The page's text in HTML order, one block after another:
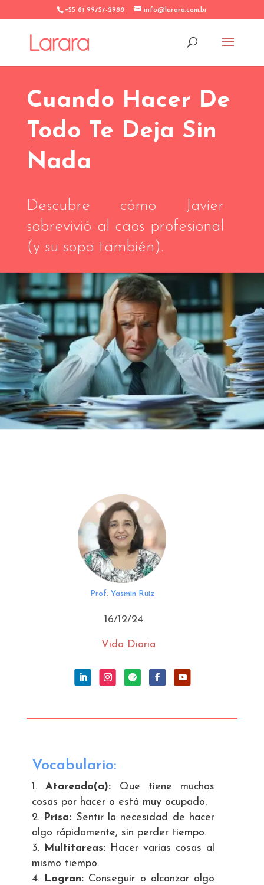
+55 81 99757-2988 info@larara.com.br
Cuando Hacer De
Todo Te Deja Sin
Nada
Descubre cómo Javier
sobrevivió al caos profesional
(y su sopa también).
Prof. Yasmin Ruiz
16/12/24
Vida Diaria
Vocabulario:
Atareado(a): Que tiene muchas
cosas por hacer o está muy ocupado.
Prisa: Sentir la necesidad de hacer
algo rápidamente, sin perder tiempo.
Multitareas:Hacer varias cosas al
mismo tiempo.
Logran:Conseguir o alcanzar algo